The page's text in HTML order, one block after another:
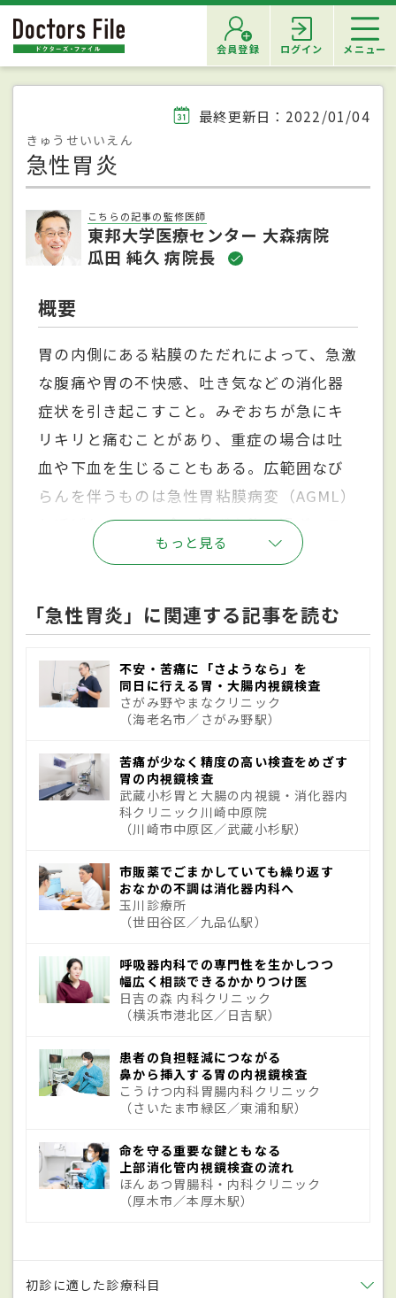
会員登録 ログイン メニュー
最終更新日：2022/01/04
きゅうせいいえん
急性胃炎
こちらの記事の監修医師
東邦大学医療センター 大森病院
瓜田 純久 病院長
概要
胃の内側にある粘膜のただれによって、急激
な腹痛や胃の不快感、吐き気などの消化器
症状を引き起こすこと。みぞおちが急にキ
リキリと痛むことがあり、重症の場合は吐
血や下血を生じることもある。広範囲なび
らんを伴うものは急性胃粘膜病変（AGML）
と呼ばれている。食べ過ぎや飲み過ぎ、ス
トレスといった生活習慣やアレルギー、ピ
していることが多く、ほとんどの場合はそ
れらの原因を取り除き、安静にしていれば
数日で自然に治る。もっとも症状が重い場
合には点滴、経口薬など薬剤治療を行うこ
原因
原因はさまざまだが生活習慣が関係してい
ることも多く、アルコールやコーヒーの飲
み過ぎ、タバコの吸い過ぎ、不規則な生活
などによる胃への刺激がその一つ。日常生
傷など体に受けるストレスがきっかけと
なって胃の粘膜が荒れ、発症する場合もあ
のアレルギーがきっかけで炎症を起こし、
症状が現れることも多い。他には
NSAIDs（非ステロイド性抗炎症薬。抗炎症
作用、鎮痛作用、解熱作用を有する薬剤の
総称）、ステロイド薬、抗菌薬といった薬
を服用したことによる副作用が原因になる
アニサキスという寄生虫が胃や腸の壁に留
まることで、突発的に腹痛を起こした状
もっと見る
「急性胃炎」に関連する記事を読む
不安・苦痛に「さようなら」を
同日に行える胃・大腸内視鏡検査
さがみ野やまなクリニック
（海老名市／さがみ野駅）
苦痛が少なく精度の高い検査をめざす
胃の内視鏡検査
武蔵小杉胃と大腸の内視鏡・消化器内
科クリニック川崎中原院
（川崎市中原区／武蔵小杉駅）
市販薬でごまかしていても繰り返す
おなかの不調は消化器内科へ
玉川診療所
（世田谷区／九品仏駅）
呼吸器内科での専門性を生かしつつ
幅広く相談できるかかりつけ医
日吉の森 内科クリニック
（横浜市港北区／日吉駅）
患者の負担軽減につながる
鼻から挿入する胃の内視鏡検査
こうけつ内科胃腸内科クリニック
（さいたま市緑区／東浦和駅）
命を守る重要な鍵ともなる
上部消化管内視鏡検査の流れ
ほんあつ胃腸科・内科クリニック
（厚木市／本厚木駅）
初診に適した診療科目